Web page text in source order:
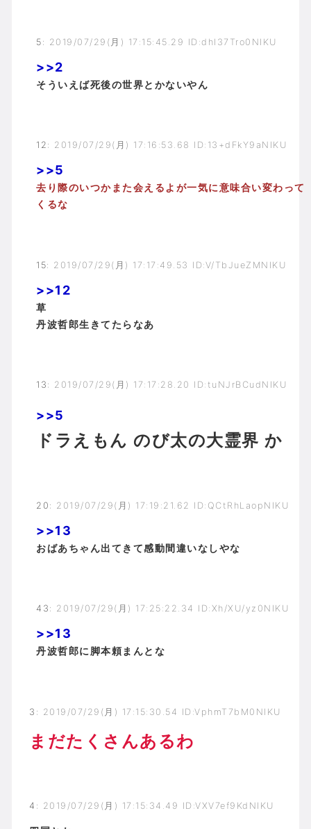
5 : 2019/07/29(月) 17:15:45.29 ID:dhI37Tro0NIKU
>>2
そういえば死後の世界とかないやん
12 : 2019/07/29(月) 17:16:53.68 ID:13+dFkY9aNIKU
>>5
去り際のいつかまた会えるよが一気に意味合い変わって
くるな
15: 2019/07/29(月) 17:17:49.53 ID:V/TbJueZMNIKU
>>12
草
丹波哲郎生きてたらなあ
13 : 2019/07/29(月) 17:17:28.20 ID:tuNJrBCudNIKU
>>5
ドラえもん のび太の大霊界 か
20 : 2019/07/29(月) 17:19:21.62 ID:QCtRhLaopNIKU
>>13
おばあちゃん出てきて感動間違いなしやな
43 : 2019/07/29(月) 17:25:22.34 ID:Xh/XU/yz0NIKU
>>13
丹波哲郎に脚本頼まんとな
3 : 2019/07/29(月) 17:15:30.54 ID:VphmT7bM0NIKU
まだたくさんあるわ
4 : 2019/07/29(月) 17:15:34.49 ID:VXV7ef9KdNIKU